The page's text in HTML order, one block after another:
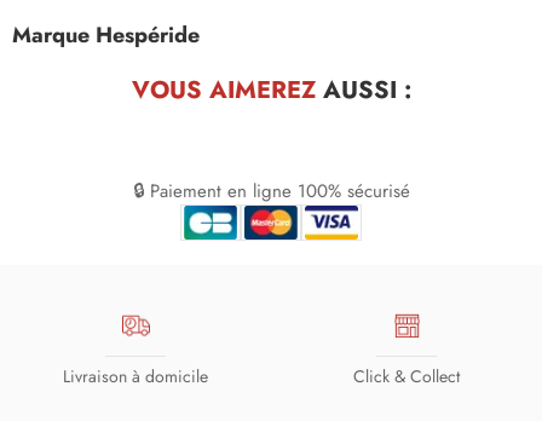
Marque Hespéride
VOUS AIMEREZAUSSI :
🔒 Paiement en ligne 100% sécurisé
Livraison à domicile Click & Collect